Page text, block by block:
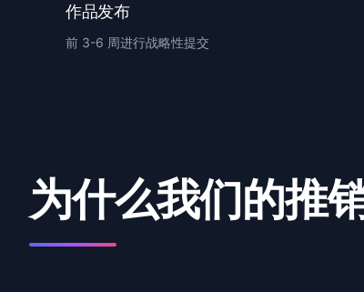
作品发布
前 3-6 周进行战略性提交
为什么我们的推